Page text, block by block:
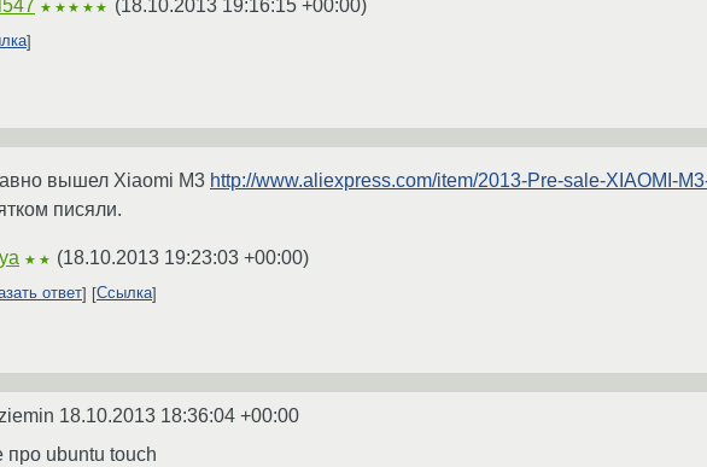
★★★★★ (18.10.2013 19:16:15 +00:00)
вышел Xiaomi M3 http://www.aliexpress.com/item/2013-Pre-sale-XIAOMI-
писяли.
★★ (18.10.2013 19:23:03 +00:00)
ответ Ссылка
18.10.2013 18:36:04 +00:00
про ubuntu touch